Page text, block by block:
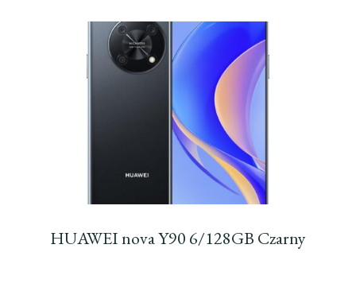
HUAWEI nova Y90 6/128GB Czarny